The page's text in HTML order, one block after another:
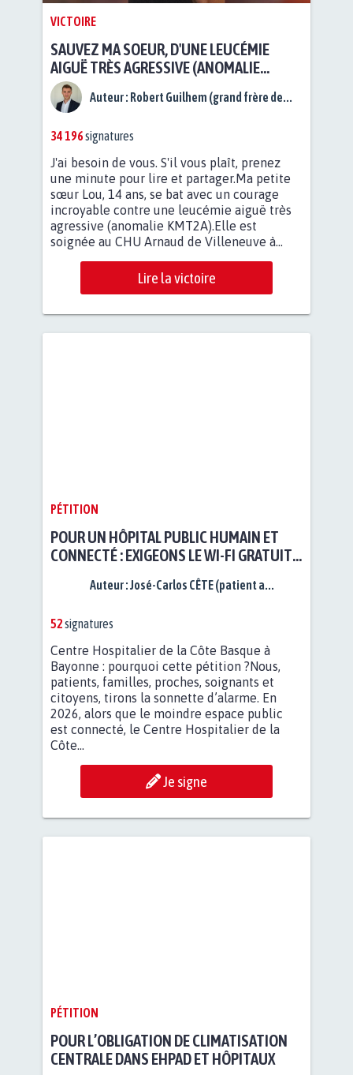
VICTOIRE
SAUVEZ MA SOEUR, D'UNE LEUCÉMIE
AIGUË TRÈS AGRESSIVE (ANOMALIE
KMT2A)
Auteur : Robert Guilhem (grand frère de...
34 196signatures
J'ai besoin de vous. S'il vous plaît, prenez
une minute pour lire et partager.Ma petite
sœur Lou, 14 ans, se bat avec un courage
incroyable contre une leucémie aiguë très
agressive (anomalie KMT2A).Elle est
soignée au CHU Arnaud de Villeneuve à...
Lire la victoire
PÉTITION
POUR UN HÔPITAL PUBLIC HUMAIN ET
CONNECTÉ : EXIGEONS LE WI-FI GRATUIT
Auteur :José-Carlos CÊTE (patient a...
52signatures
Centre Hospitalier de la Côte Basque à
Bayonne : pourquoi cette pétition ?Nous,
patients, familles, proches, soignants et
citoyens, tirons la sonnette d’alarme. En
2026, alors que le moindre espace public
est connecté, le Centre Hospitalier de la
Côte...
Je signe
PÉTITION
POUR L’OBLIGATION DE CLIMATISATION
CENTRALE DANS EHPAD ET HÔPITAUX